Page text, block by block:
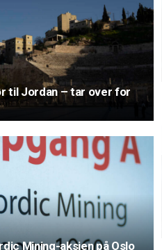
til Jordan – tar over for
Mining-aksjen på Oslo